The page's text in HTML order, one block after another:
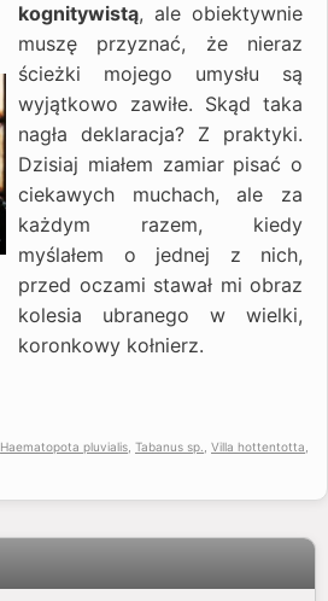
kognitywistą, ale obiektywnie
muszę przyznać, że nieraz
ścieżki mojego umysłu są
wyjątkowo zawiłe. Skąd taka
nagła deklaracja? Z praktyki.
Dzisiaj miałem zamiar pisać o
ciekawych muchach, ale za
każdym razem, kiedy
myślałem o jednej z nich,
przed oczami stawał mi obraz
kolesia ubranego w wielki,
koronkowy kołnierz.
Haematopota pluvialis Tabanus sp. Villa hottentotta